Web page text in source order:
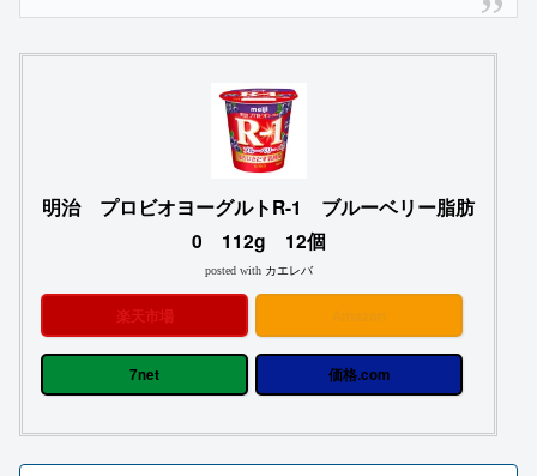
明治 プロビオヨーグルトR-1 ブルーベリー脂肪
0 112g 12個
posted with カエレバ
楽天市場
7net 価格.com